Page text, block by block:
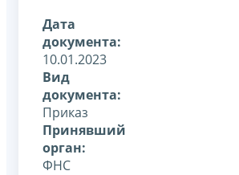
Дата
документа:
10.01.2023
Вид
документа:
Приказ
Принявший
орган:
ФНС